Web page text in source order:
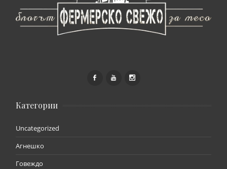
Категории
Uncategorized
Агнешко
Говеждо